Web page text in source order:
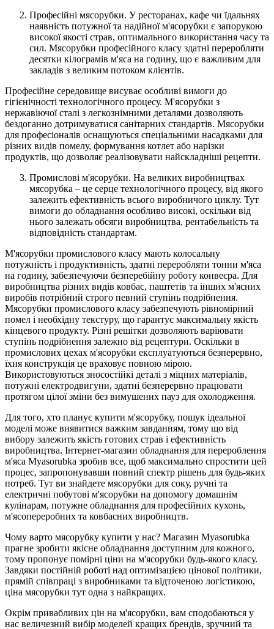
Професійні мясорубки. У ресторанах, кафе чи їдальнях
наявність потужної та надійної м'ясорубки є запорукою
високої якості страв, оптимального використання часу та
сил. Мясорубки професійного класу здатні переробляти
десятки кілограмів м'яса на годину, що є важливим для
закладів з великим потоком клієнтів.
Професійне середовище висуває особливі вимоги до
гігієнічності технологічного процесу. М'ясорубки з
нержавіючої сталі з легкознімними деталями дозволяють
бездоганно дотримуватися санітарних стандартів. Мясорубки
для професіоналів оснащуються спеціальними насадками для
різних видів помелу, формування котлет або нарізки
продуктів, що дозволяє реалізовувати найскладніші рецепти.
Промислові м'ясорубки. На великих виробництвах
мясорубка – це серце технологічного процесу, від якого
залежить ефективність всього виробничого циклу. Тут
вимоги до обладнання особливо високі, оскільки від
нього залежать обсяги виробництва, рентабельність та
відповідність стандартам.
М'ясорубки промислового класу мають колосальну
потужність і продуктивність, здатні переробляти тонни м'яса
на годину, забезпечуючи безперебійну роботу конвеєра. Для
виробництва різних видів ковбас, паштетів та інших м'ясних
виробів потрібний строго певний ступінь подрібнення.
Мясорубки промислового класу забезпечують рівномірний
помел і необхідну текстуру, що гарантує максимальну якість
кінцевого продукту. Різні решітки дозволяють варіювати
ступінь подрібнення залежно від рецептури. Оскільки в
промислових цехах м'ясорубки експлуатуються безперервно,
їхня конструкція це враховує повною мірою.
Використовуються зносостійкі деталі з міцних матеріалів,
потужні електродвигуни, здатні безперервно працювати
протягом цілої зміни без вимушених пауз для охолодження.
Для того, хто планує купити м'ясорубку, пошук ідеальної
моделі може виявитися важким завданням, тому що від
вибору залежить якість готових страв і ефективність
виробництва. Інтернет-магазин обладнання для перероблення
м'яса Myasorubka зробив все, щоб максимально спростити цей
процес, запропонувавши повний спектр рішень для будь-яких
потреб. Тут ви знайдете мясорубки для соку, ручні та
електричні побутові м'ясорубки на допомогу домашнім
кулінарам, потужне обладнання для професійних кухонь,
м'ясопереробних та ковбасних виробництв.
Чому варто мясорубку купити у нас? Магазин Myasorubka
прагне зробити якісне обладнання доступним для кожного,
тому пропонує помірні ціни на м'ясорубки будь-якого класу.
Завдяки постійній роботі над оптимізацією цінової політики,
прямій співпраці з виробниками та відточеною логістикою,
ціна мясорубки тут одна з найкращих.
Окрім привабливих цін на м'ясорубки, вам сподобаються у
нас величезний вибір моделей кращих брендів, зручний та